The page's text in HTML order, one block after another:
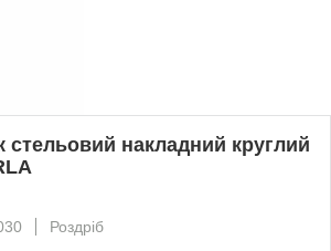
стельовий накладний круглий
Роздріб